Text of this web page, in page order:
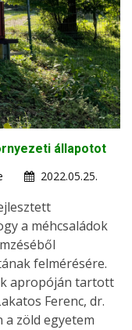
állapotot
2022.05.25.
a méhcsaládok
felmérésére.
apropóján tartott
Ferenc, dr.
a zöld egyetem